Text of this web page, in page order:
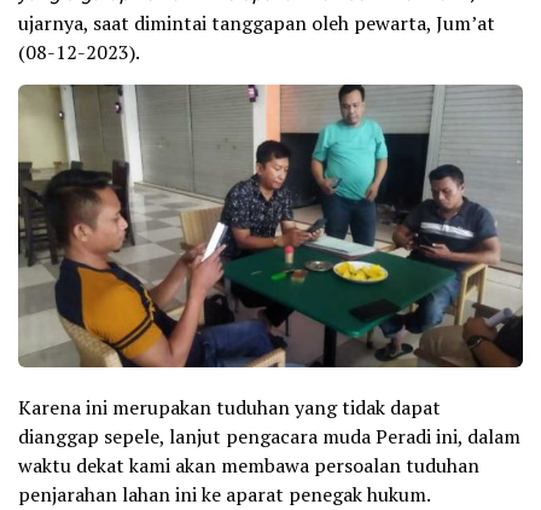
ujarnya, saat dimintai tanggapan oleh pewarta, Jum’at
(08-12-2023).
Karena ini merupakan tuduhan yang tidak dapat
dianggap sepele, lanjut pengacara muda Peradi ini, dalam
waktu dekat kami akan membawa persoalan tuduhan
penjarahan lahan ini ke aparat penegak hukum.